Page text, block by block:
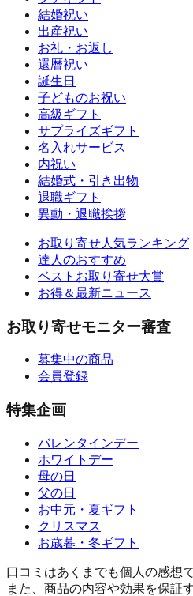
結婚祝い
出産祝い
お礼・お返し
還暦祝い
誕生日
子どものお祝い
高級ギフト
サプライズギフト
名入れサービス
内祝い
結婚式・引き出物
退職ギフト
異動・退職挨拶
お取り寄せ人気ランキング
達人のおすすめ
ベストお取り寄せ大賞
お得＆最新ニュース
お取り寄せモニター審査
募集中の商品
会員登録
特集企画
バレンタインデー
ホワイトデー
母の日
父の日
お中元・夏ギフト
クリスマス
お歳暮・冬ギフト
口コミはあくまでも個人の感想
また、商品の内容や効果を保証